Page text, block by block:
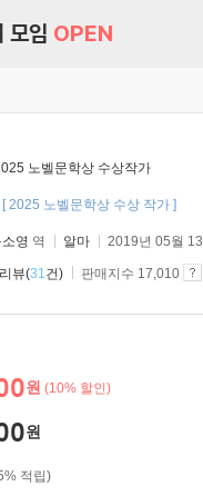
모임 OPEN
노벨문학상 수상작가
[ 2025 노벨문학상 수상 작가 ]
영 역 알마 2019년 05월
뷰(31건) 판매지수 17,010
원 (10% 할인)
원
적립)